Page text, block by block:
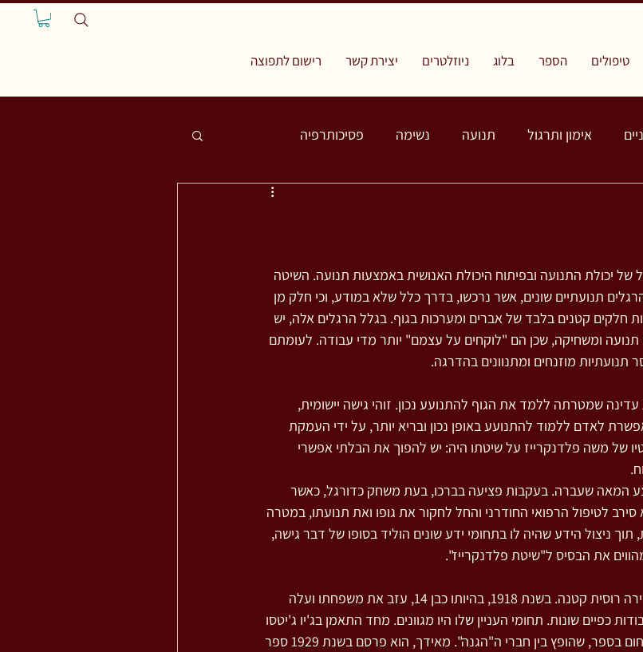
טיפולים הספר בלוג ניוזלטרים יצירת קשר רישום לתפוצה
אימון ותרגול תנועה נשימה פסיכותרפיה
של יכולת התנועה ובפיתוח היכולת האנושית באמצעות תנועה. השיטה
תנועתיים שונים, אשר נרכשו, בדרך כלל שלא במודע, וכי חלק מן
חלקים קטנים בלבד של אברים ומערכות בגוף. בגלל הרגלים אלה, יש
תנועה ומשחיקה, שכן הם "לוקחים על עצמם" יותר מדי עבודה. לעומתם
תנועתיות מוזנחים ומתנוונים בהדרגה.
שמטרתה ללמד את הגוף להתנועע נכון. זוהי גישה יישומית,
לאדם ללמוד להתנועע באופן נכון ובריא יותר, על ידי העמקת
של משה פלדנקרייז על שיטתו היה: יש להפוך את הבלתי אפשרי
המאה שעברה. בעקבות פציעה בברכו, בעת משחק כדורגל, כאשר
לטיפול הרפואי החודרני והחל לחקור את גופו ואת תנועתו, במטרה
ניצול הידע שהיה לו בתחומי ידע שונים הוליד בסופו של דבר גישה,
את הבסיס ל"שיטת פלדנקרייז".
משה פלדנקרייז (1904-1984) נולד בעיירה רוסית קטנה. בשנת 1918, בהיותו כבן 14, עזב את משפחתו ועלה
כפיים שונות. תחומי העניין שלו היו מגוונים. מחד התאמן בג'יו ג'יטסו
והגנה עצמית ואף סיכם את ידיעותיו בתחום בספר, שהופץ בין חברי ה"הגנה". מאידך, הוא פרסם בשנת 1929 ספר